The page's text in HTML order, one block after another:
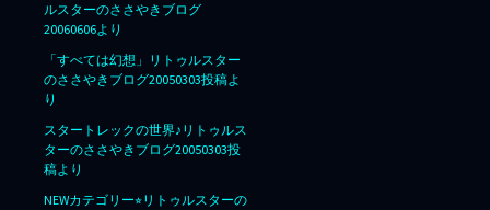
ルスターのささやきブログ
20060606より
「すべては幻想」リトゥルスター
のささやきブログ20050303投稿よ
り
スタートレックの世界♪リトゥルス
ターのささやきブログ20050303投
稿より
NEWカテゴリー⭐︎リトゥルスターの